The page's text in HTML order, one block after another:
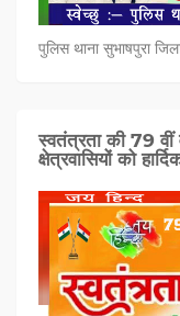
पुलिस थाना सुभाषपुरा
स्वतंत्रता की 79 वीं
क्षेत्रवासियों को